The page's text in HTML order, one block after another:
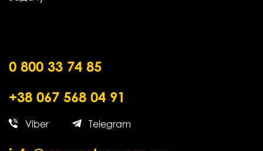
0 800 33 74 85
+38 067 568 04 91
Viber Telegram